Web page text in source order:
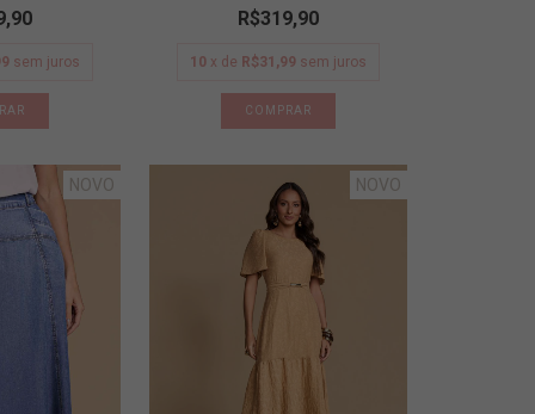
sem juros
R$319,90
10 x de R$31,99 sem juros
COMPRAR
NOVO NOVO